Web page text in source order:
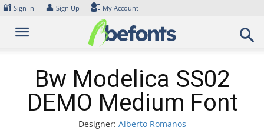
Skip
content
🔐 Sign In 👤 Sign Up My Account
Bw Modelica SS02
DEMO Medium Font
Designer: Alberto Romanos